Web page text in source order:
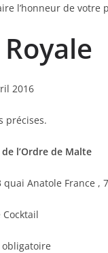
l’honneur de votre
2016
précises.
l’Ordre de Malte
Anatole France ,
obligatoire